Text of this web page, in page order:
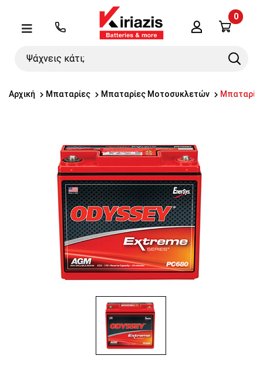
Μενού
Ψάχνεις
Search
Λογαριασμός
0
Αρχική Μπαταρίες Μπαταρίες Μοτοσυκλετών Μπαταρία